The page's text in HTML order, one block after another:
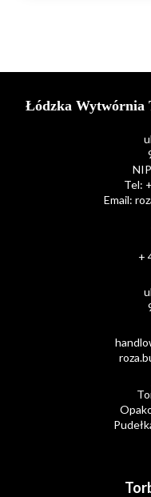
Łódzka Wytwórnia
Tel:
Email:
+